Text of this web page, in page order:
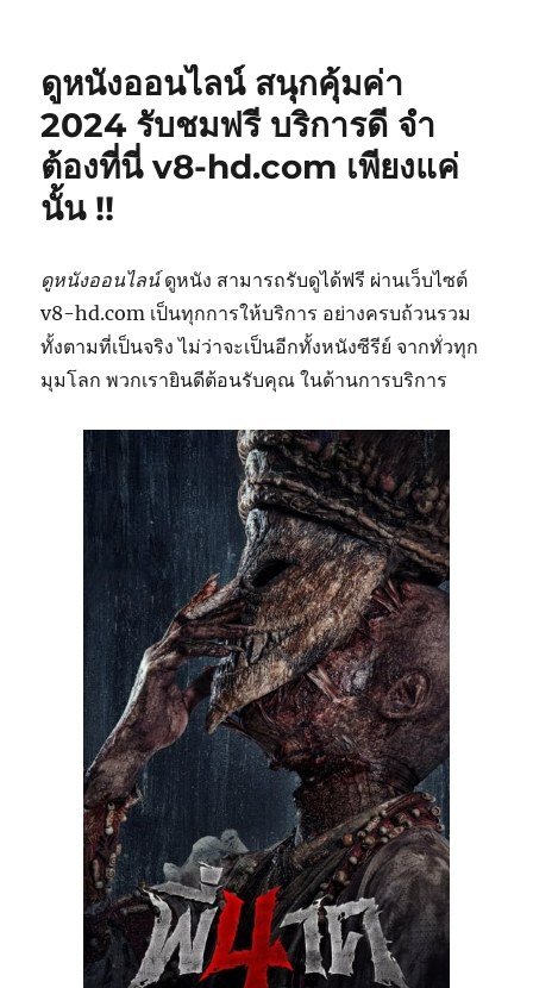
ดูหนังออนไลน์ สนุกคุ้มค่า
2024 รับชมฟรี บริการดี จำ
ต้องที่นี่ v8-hd.com เพียงแค่
นั้น !!
ดูหนังออนไลน์ดูหนัง สามารถรับดูได้ฟรี ผ่านเว็บไซต์
v8-hd.com เป็นทุกการให้บริการ อย่างครบถ้วนรวม
ทั้งตามที่เป็นจริง ไม่ว่าจะเป็นอีกทั้งหนังซีรีย์ จากทั่วทุก
มุมโลก พวกเรายินดีต้อนรับคุณ ในด้านการบริการ